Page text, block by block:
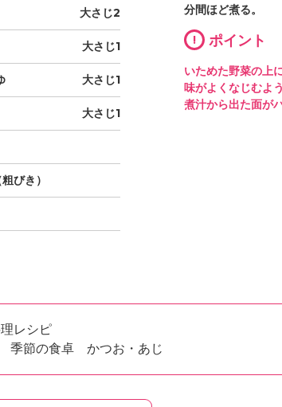
大さじ2
大さじ1
大さじ1
大さじ1
粗びき）
分間ほど煮る。
! ポイント
いためた野菜の上
味がよくなじむよ
煮汁から出た面が
レシピ
季節の食卓 かつお・あじ